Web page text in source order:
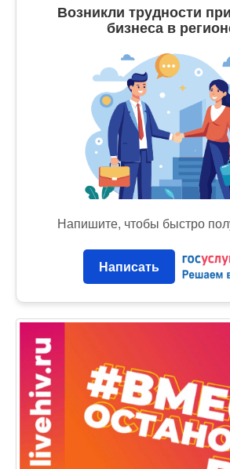
Возникли трудности
бизнеса в
Напишите, чтобы быстро
Написать